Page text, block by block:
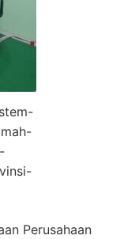
Perusahaan